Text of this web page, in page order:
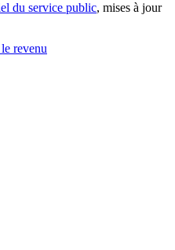
du service public, mises à jour
revenu